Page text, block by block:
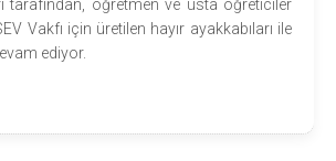
tarafından, öğretmen ve usta öğreticiler
Vakfı için üretilen hayır ayakkabıları ile
ediyor.